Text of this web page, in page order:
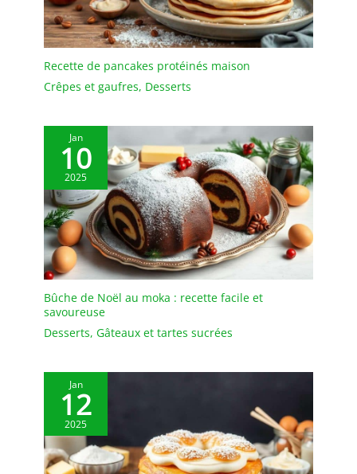
décolora ★ MARQUE
PROFESIONNEL DE
VAISSELLE COUVERT ★
vancasso fournit des
accessoires de cuisine et
vaisselles en porcelaine /
styles, des couleurs
variantes, combinaisons
multiples pour satisfaire
la diversité des
demandes
Recette de pancakes protéinés maison
Crêpes et gaufres, Desserts
Jan
10
2025
Bûche de Noël au moka : recette facile et
savoureuse
Desserts, Gâteaux et tartes sucrées
Jan
12
2025